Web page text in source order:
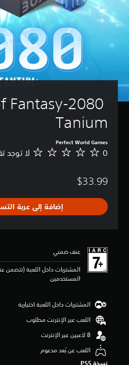
Fantasy-2080
Tanium
Perfect World Games
ل
و
د
ت
ا
ت
0 لا توجد
$33.99
إضافة إلى عربة
عنف ضمني
المشتريات داخل اللعبة (تتضمن
المستخدمين
المشتريات داخل اللعبة اختيارية
اللعب عبر الإنترنت مطلوب
اللعب عن بُعد مدعوم
نسخة PS5‏